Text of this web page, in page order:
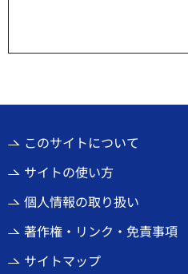
このサイトについて
サイトの使い方
個人情報の取り扱い
著作権・リンク・免責事項
サイトマップ